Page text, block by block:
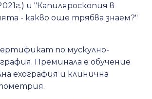
и "Капиляроскопия в
- какво още трябва знаем?"
по мускулно-
Преминала е обучение
ехография и клинична